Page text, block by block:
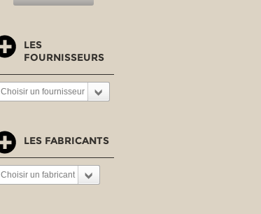
LES
FOURNISSEURS
Choisir un fournisseur
LES FABRICANTS
Choisir un fabricant